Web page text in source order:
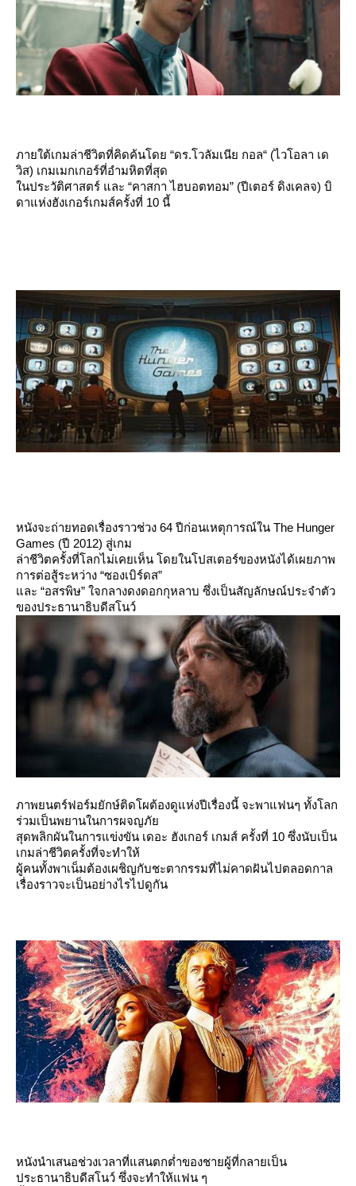
ภายใต้เกมล่าชีวิตที่คิดค้นโดย “ดร.โวลัมเนีย กอล“ (ไวโอลา เด
วิส) เกมเมกเกอร์ที่อำมหิตที่สุด
นประวัติศาสตร์ และ “คาสกา ไฮบอตทอม” (ปีเตอร์ ดิงเคลจ) บิ
ดาแห่งฮังเกอร์เกมส์ครั้งที่ 10 นี้
หนังจะถ่ายทอดเรื่องราวช่วง 64 ปีก่อนเหตุการณ์ใน The Hunger
Games (ปี 2012) สู่เกม
ล่าชีวิตครั้งที่โลกไม่เคยเห็น โดยในโปสเตอร์ของหนังได้เผยภาพ
การต่อสู้ระหว่าง “ซองเบิร์ดส”
ละ “อสรพิษ” ใจกลางดงดอกกุหลาบ ซึ่งเป็นสัญลักษณ์ประจำตัว
ของประธานาธิบดีสโนว์
ภาพยนตร์ฟอร์มยักษ์ติดโผต้องดูแห่งปีเรื่องนี้ จะพาแฟนๆ ทั้งโลก
ร่วมเป็นพยานในการผจญภั
สุดพลิกผันในการแข่งขัน เดอะ ฮังเกอร์ เกมส์ ครั้งที่ 10 ซึ่งนับเป็น
เกมล่าชีวิตครั้งที่จะทำให้
ผู้คนทั้งพาเน็มต้องเผชิญกับชะตากรรมที่ไม่คาดฝันไปตลอดกาล
เรื่องราวจะเป็นอย่างไรไปดูกัน
หนังนำเสนอช่วงเวลาที่แสนตกต่ำของชายผู้ที่กลายเป็น
ประธานาธิบดีสโนว์ ซึ่งจะทำให้แฟน ๆ